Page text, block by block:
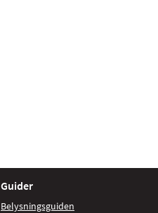
Guider
Belysningsguiden